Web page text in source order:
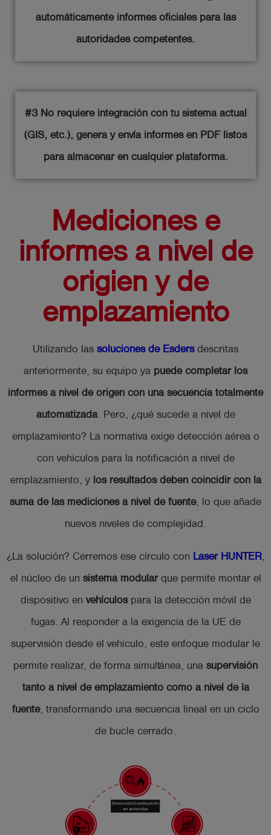
automáticamente informes oficiales para las
autoridades competentes.
#3 No requiere integración con tu sistema actual
(GIS, etc.), genera y envía informes en PDF listos
para almacenar en cualquier plataforma.
Mediciones e
informes a nivel de
origien y de
emplazamiento
Utilizando las soluciones de Esdersdescritas
anteriormente, su equipo ya puede completar los
informes a nivel de origen con una secuencia totalmente
automatizada. Pero, ¿qué sucede a nivel de
emplazamiento? La normativa exige detección aérea o
con vehículos para la notificación a nivel de
emplazamiento, y los resultados deben coincidir con la
suma de las mediciones a nivel de fuente, lo que añade
nuevos niveles de complejidad.
¿La solución? Cerremos ese círculo con Laser HUNTER,
el núcleo de un sistema modularque permite montar el
dispositivo en vehículospara la detección móvil de
fugas. Al responder a la exigencia de la UE de
supervisión desde el vehículo, este enfoque modular le
permite realizar, de forma simultánea, una supervisión
tanto a nivel de emplazamiento como a nivel de la
fuente, transformando una secuencia lineal en un ciclo
de bucle cerrado.